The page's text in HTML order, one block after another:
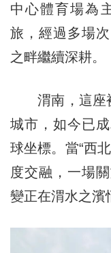
中心體育場為
旅，經過多場
之畔繼續深耕。
渭南，這座被
城市，如今已
球坐標。當“西
度交融，一場
變正在渭水之濱